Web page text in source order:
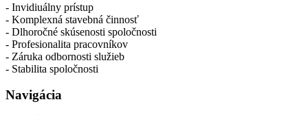
- Invidiuálny prístup
- Komplexná stavebná činnosť
- Dlhoročné skúsenosti spoločnosti
- Profesionalita pracovníkov
- Záruka odbornosti služieb
- Stabilita spoločnosti
Navigácia